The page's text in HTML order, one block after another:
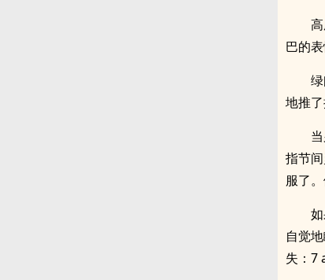
巴的
地推
指节
服了
自觉
失：7